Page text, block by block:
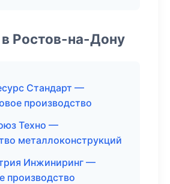
Ростов-на-Дону
Стандарт —
производство
Техно —
металлоконструкций
Инжиниринг —
производство